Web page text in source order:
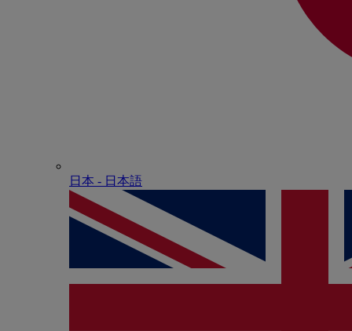
日本 - ⽇本語